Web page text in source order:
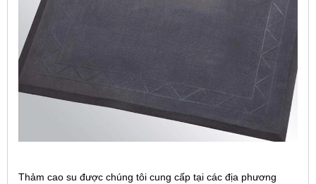
Thảm cao su được chúng tôi cung cấp tại các địa phương